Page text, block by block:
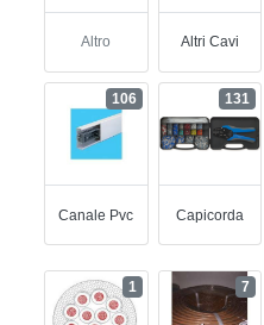
Altro Altri Cavi
Canale Pvc
106
Capicorda
131
1 7